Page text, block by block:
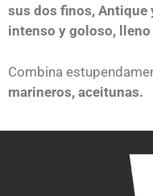
sus dos finos, Antique
intenso y goloso, lleno
Combina
marineros, aceitunas.